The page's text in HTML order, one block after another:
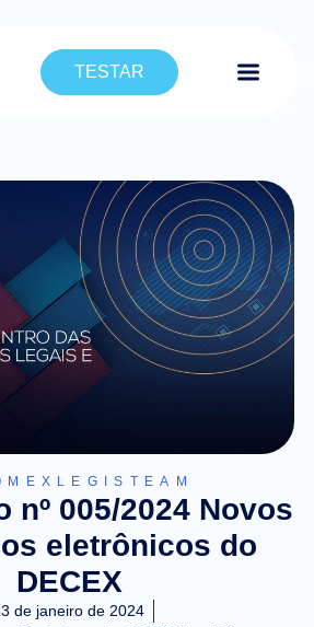
TESTAR
nº 005/2024 Novos
eletrônicos do
DECEX
de janeiro de 2024